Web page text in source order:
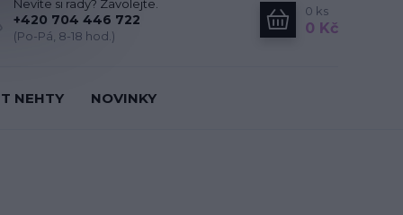
Nevíte si rady? Zavolejte.
+420 704 446 722
(Po-Pá, 8-18 hod.)
0 ks
0 Kč
NEHTY NOVINKY